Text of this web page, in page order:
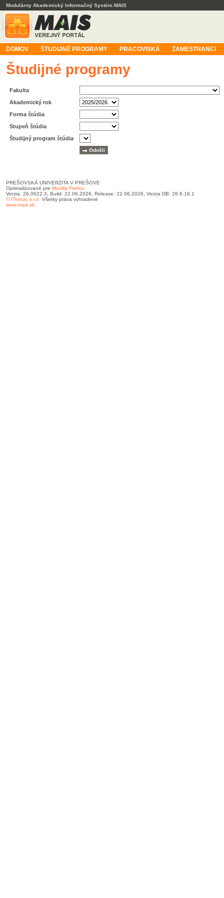
Modulárny Akademický Informačný Systém MAIS
DOMOV ŠTUDIJNÉ PROGRAMY PRACOVISKÁ ZAMESTNANCI
Študijné programy
Fakulta
Akademický rok
Forma štúdia
Stupeň štúdia
Študijný program štúdia
PREŠOVSKÁ UNIVERZITA V PREŠOVE
Optimalizované pre Mozilla Firefox
Verzia: 26.0622.3, Build: 22.06.2026, Release: 22.06.2026, Verzia DB: 26.6.18.1
© ITernal, s.r.o. Všetky práva vyhradené
www.mais.sk